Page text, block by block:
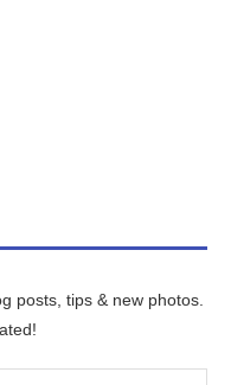
posts, tips & new photos.